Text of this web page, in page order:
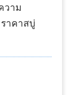
วาม
าคาสบู่